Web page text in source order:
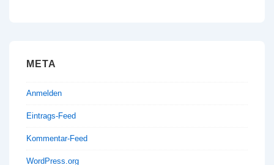
META
Anmelden
Eintrags-Feed
Kommentar-Feed
WordPress.org